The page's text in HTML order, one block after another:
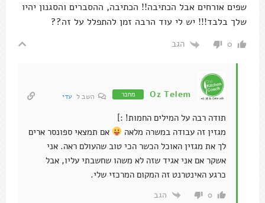
שפים אורחים אבל הכתיבה!! הכתיבה, ההסברים והסגנון יהיו
שלך בלבד!!! יש לי עוד הרבה זמן להתפלל על זה??
0 הגב
Oz Telem מחבר השב ל עדי
תודה רבה על המילים החמות! :]
מגזין זה עבודה במשרה מלאה
אם תמצאי ספונסר ארים
לך את מגזין האוכל הכשר הכי טוב שהעולם ראה. אני
אשקר אם אני אגיד שזה לא משהו שחשבתי עליו, אבל
כרגע האינטרנט זה המקום המרכזי שלי.
0 הגב